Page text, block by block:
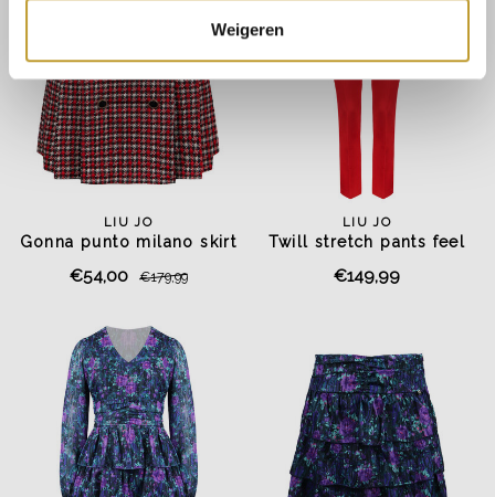
Weigeren
LIU JO
Gonna punto milano skirt
€54,00 €179,99
LIU JO
Twill stretch pants feel
€149,99